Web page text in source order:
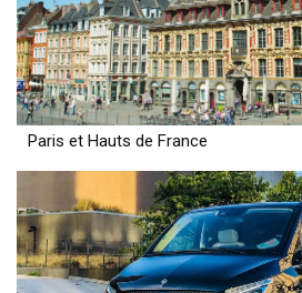
Paris et Hauts de France